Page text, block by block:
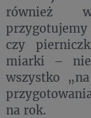
również
czy
miarki –
wszystko
na rok.